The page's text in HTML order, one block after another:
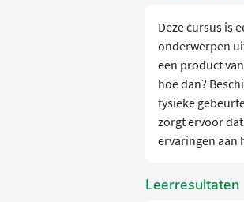
Deze cursus is
onderwerpen
een product
hoe dan?
fysieke
zorgt ervoor
ervaringen aan
Leerresultaten